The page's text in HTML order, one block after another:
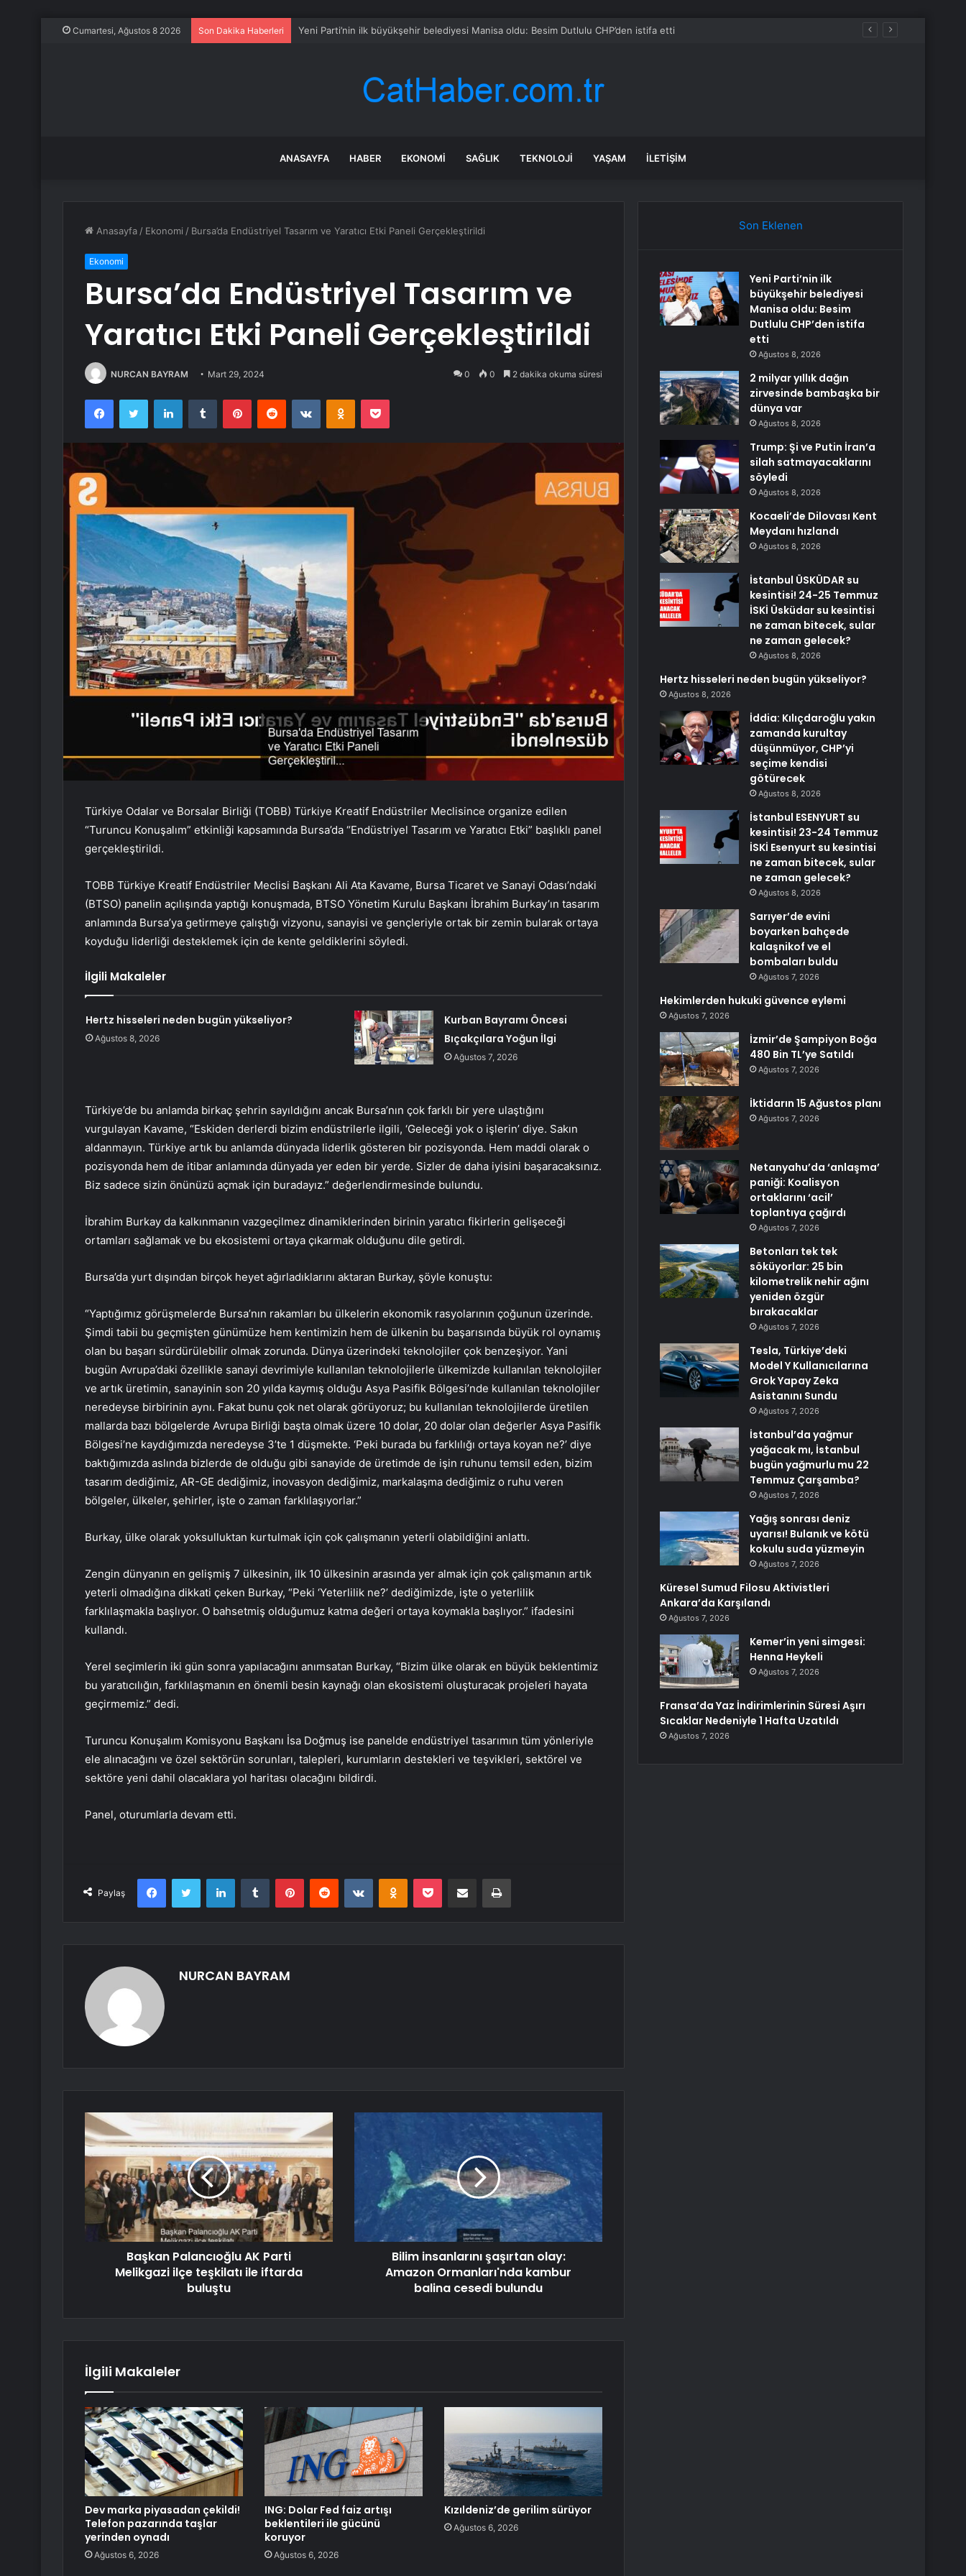
Cumartesi, Ağustos 8 2026 Son Dakika Haberleri 2 milyar yıllık dağın zirvesinde bambaşka bir dünya var
ANASAYFA HABER EKONOMI SAĞLIK TEKNOLOJI YAŞAM İLETIŞIM
Anasayfa / Ekonomi / Bursa’da Endüstriyel Tasarım ve Yaratıcı Etki Paneli Gerçekleştirildi
Ekonomi
Bursa’da Endüstriyel Tasarım ve
Yaratıcı Etki Paneli Gerçekleştirildi
NURCAN BAYRAM Mart 29, 2024 0 0 2 dakika okuma süresi
FacebookTwitter LinkedInTumblr PinterestReddit VKontakteOdnoklassniki
Pocket
Türkiye Odalar ve Borsalar Birliği (TOBB) Türkiye Kreatif Endüstriler Meclisince organize edilen
“Turuncu Konuşalım” etkinliği kapsamında Bursa’da “Endüstriyel Tasarım ve Yaratıcı Etki” başlıklı panel
gerçekleştirildi.
TOBB Türkiye Kreatif Endüstriler Meclisi Başkanı Ali Ata Kavame, Bursa Ticaret ve Sanayi Odası’ndaki
(BTSO) panelin açılışında yaptığı konuşmada, BTSO Yönetim Kurulu Başkanı İbrahim Burkay’ın tasarım
anlamında Bursa’ya getirmeye çalıştığı vizyonu, sanayisi ve gençleriyle ortak bir zemin bularak ortaya
koyduğu liderliği desteklemek için de kente geldiklerini söyledi.
İlgili Makaleler
Hertz hisseleri neden bugün yükseliyor?
Ağustos 8, 2026
Kurban Bayramı Öncesi
Bıçakçılara Yoğun İlgi
Ağustos 7, 2026
Türkiye’de bu anlamda birkaç şehrin sayıldığını ancak Bursa’nın çok farklı bir yere ulaştığını
vurgulayan Kavame, “Eskiden derlerdi bizim endüstrilerle ilgili, ‘Geleceği yok o işlerin’ diye. Sakın
aldanmayın. Türkiye artık bu anlamda dünyada liderlik gösteren bir pozisyonda. Hem maddi olarak o
pozisyonda hem de itibar anlamında dünyada yer eden bir yerde. Sizler de daha iyisini başaracaksınız.
Biz sadece sizin önünüzü açmak için buradayız.” değerlendirmesinde bulundu.
İbrahim Burkay da kalkınmanın vazgeçilmez dinamiklerinden birinin yaratıcı fikirlerin gelişeceği
ortamları sağlamak ve bu ekosistemi ortaya çıkarmak olduğunu dile getirdi.
Bursa’da yurt dışından birçok heyet ağırladıklarını aktaran Burkay, şöyle konuştu:
“Yaptığımız görüşmelerde Bursa’nın rakamları bu ülkelerin ekonomik rasyolarının çoğunun üzerinde.
Şimdi tabii bu geçmişten günümüze hem kentimizin hem de ülkenin bu başarısında büyük rol oynamış
olan bu başarı sürdürülebilir olmak zorunda. Dünya üzerindeki teknolojiler çok benzeşiyor. Yani
bugün Avrupa’daki özellikle sanayi devrimiyle kullanılan teknolojilerle ülkemizde kullanılan teknolojiler
ve artık üretimin, sanayinin son 20 yılda kaymış olduğu Asya Pasifik Bölgesi’nde kullanılan teknolojiler
neredeyse birbirinin aynı. Fakat bunu çok net olarak görüyoruz; bu kullanılan teknolojilerde üretilen
mallarda bazı bölgelerde Avrupa Birliği başta olmak üzere 10 dolar, 20 dolar olan değerler Asya Pasifik
Bölgesi’ne kaydığımızda neredeyse 3’te 1 düşmekte. ‘Peki burada bu farklılığı ortaya koyan ne?’ diye
baktığımızda aslında bizlerde de olduğu gibi sanayide de üretimde de işin ruhunu temsil eden, bizim
tasarım dediğimiz, AR-GE dediğimiz, inovasyon dediğimiz, markalaşma dediğimiz o ruhu veren
bölgeler, ülkeler, şehirler, işte o zaman farklılaşıyorlar.”
Burkay, ülke olarak yoksulluktan kurtulmak için çok çalışmanın yeterli olabildiğini anlattı.
Zengin dünyanın en gelişmiş 7 ülkesinin, ilk 10 ülkesinin arasında yer almak için çok çalışmanın artık
yeterli olmadığına dikkati çeken Burkay, “Peki ‘Yeterlilik ne?’ dediğimizde, işte o yeterlilik
farklılaşmakla başlıyor. O bahsetmiş olduğumuz katma değeri ortaya koymakla başlıyor.” ifadesini
kullandı.
Yerel seçimlerin iki gün sonra yapılacağını anımsatan Burkay, “Bizim ülke olarak en büyük beklentimiz
bu yaratıcılığın, farklılaşmanın en önemli besin kaynağı olan ekosistemi oluşturacak projeleri hayata
geçirmemiz.” dedi.
Turuncu Konuşalım Komisyonu Başkanı İsa Doğmuş ise panelde endüstriyel tasarımın tüm yönleriyle
ele alınacağını ve özel sektörün sorunları, talepleri, kurumların destekleri ve teşvikleri, sektörel ve
sektöre yeni dahil olacaklara yol haritası olacağını bildirdi.
Panel, oturumlarla devam etti.
Paylaş
FacebookTwitter LinkedInTumblr PinterestReddit VKontakteOdnoklassniki
Pocket E-Posta ile paylaş Yazdır
NURCAN BAYRAM
Başkan Palancıoğlu AK Parti
Melikgazi ilçe teşkilatı ile iftarda
buluştu
Bilim insanlarını şaşırtan olay:
Amazon Ormanları'nda kambur
balina cesedi bulundu
İlgili Makaleler
Dev marka piyasadan çekildi!
Telefon pazarında taşlar
yerinden oynadı
Ağustos 6, 2026
ING: Dolar Fed faiz artışı
beklentileri ile gücünü
koruyor
Ağustos 6, 2026
Kızıldeniz’de gerilim sürüyor
Ağustos 6, 2026
Son Eklenen
Yeni Parti’nin ilk
büyükşehir belediyesi
Manisa oldu: Besim
Dutlulu CHP’den istifa
etti
Ağustos 8, 2026
2 milyar yıllık dağın
zirvesinde bambaşka bir
dünya var
Ağustos 8, 2026
Trump: Şi ve Putin İran’a
silah satmayacaklarını
söyledi
Ağustos 8, 2026
Kocaeli’de Dilovası Kent
Meydanı hızlandı
Ağustos 8, 2026
İstanbul ÜSKÜDAR su
kesintisi! 24-25 Temmuz
İSKİ Üsküdar su kesintisi
ne zaman bitecek, sular
ne zaman gelecek?
Ağustos 8, 2026
Hertz hisseleri neden bugün yükseliyor?
Ağustos 8, 2026
İddia: Kılıçdaroğlu yakın
zamanda kurultay
düşünmüyor, CHP’yi
seçime kendisi
götürecek
Ağustos 8, 2026
İstanbul ESENYURT su
kesintisi! 23-24 Temmuz
İSKİ Esenyurt su kesintisi
ne zaman bitecek, sular
ne zaman gelecek?
Ağustos 8, 2026
Sarıyer’de evini
boyarken bahçede
kalaşnikof ve el
bombaları buldu
Ağustos 7, 2026
Hekimlerden hukuki güvence eylemi
Ağustos 7, 2026
İzmir’de Şampiyon Boğa
480 Bin TL’ye Satıldı
Ağustos 7, 2026
İktidarın 15 Ağustos planı
Ağustos 7, 2026
Netanyahu’da ‘anlaşma’
paniği: Koalisyon
ortaklarını ‘acil’
toplantıya çağırdı
Ağustos 7, 2026
Betonları tek tek
söküyorlar: 25 bin
kilometrelik nehir ağını
yeniden özgür
bırakacaklar
Ağustos 7, 2026
Tesla, Türkiye’deki
Model Y Kullanıcılarına
Grok Yapay Zeka
Asistanını Sundu
Ağustos 7, 2026
İstanbul’da yağmur
yağacak mı, İstanbul
bugün yağmurlu mu 22
Temmuz Çarşamba?
Ağustos 7, 2026
Yağış sonrası deniz
uyarısı! Bulanık ve kötü
kokulu suda yüzmeyin
Ağustos 7, 2026
Küresel Sumud Filosu Aktivistleri
Ankara’da Karşılandı
Ağustos 7, 2026
Kemer’in yeni simgesi:
Henna Heykeli
Ağustos 7, 2026
Fransa’da Yaz İndirimlerinin Süresi Aşırı
Sıcaklar Nedeniyle 1 Hafta Uzatıldı
Ağustos 7, 2026